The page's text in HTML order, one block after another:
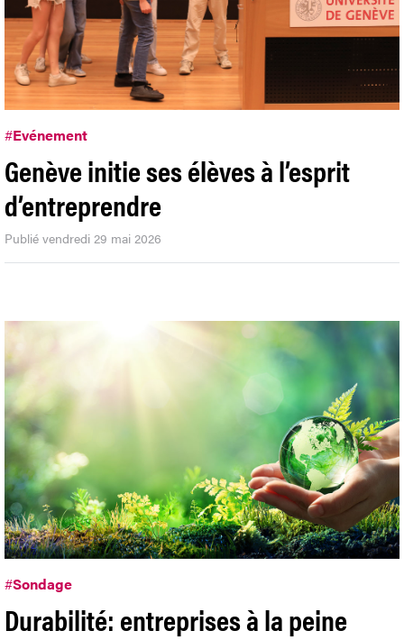
#Evénement
Genève initie ses élèves à l’esprit
d’entreprendre
Publié vendredi 29 mai 2026
#Sondage
Durabilité: entreprises à la peine